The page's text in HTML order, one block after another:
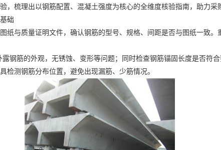
，梳理出以钢筋配置、混凝土强度为核心的全维度核验指南，助力
础
与质量证明文件，确认钢筋的型号、规格、间距是否与图纸一致。
筋的外观，无锈蚀、变形等问题；同时检查钢筋锚固长度是否符合
检测钢筋分布位置，避免出现漏筋、少筋情况。